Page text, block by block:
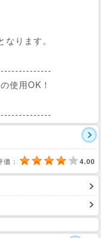
ります。
使用OK！
： 4.00